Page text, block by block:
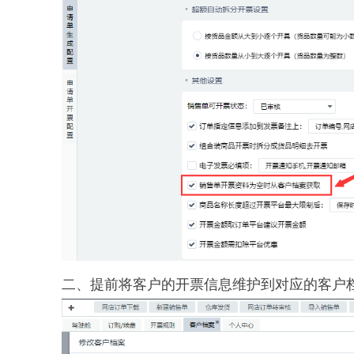
二、提前将客户的开票信息维护到对应的客户